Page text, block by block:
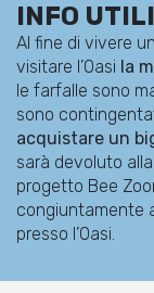
INFO
Al fine di vivere
visitare l’Oasi la
le farfalle sono
sono
acquistare un
sarà devoluto
progetto Bee
congiuntamente
presso l’Oasi.